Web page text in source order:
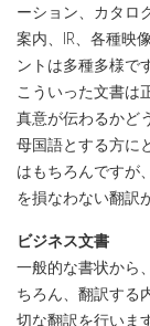
ーション、カタロ
案内、IR、各種映
ントは多種多様で
こういった文書は
真意が伝わるかど
母国語とする方に
はもちろんですが
を損なわない翻訳
ビジネス文書
一般的な書状から
ちろん、翻訳する
切な翻訳を行いま